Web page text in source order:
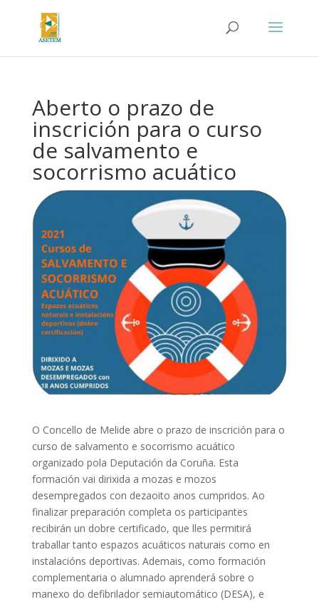
Aberto o prazo de
inscrición para o curso
de salvamento e
socorrismo acuático
O Concello de Melide abre o prazo de inscrición para o
curso de salvamento e socorrismo acuático
organizado pola Deputación da Coruña. Esta
formación vai dirixida a mozas e mozos
desempregados con dezaoito anos cumpridos. Ao
finalizar preparación completa os participantes
recibirán un dobre certificado, que lles permitirá
traballar tanto espazos acuáticos naturais como en
instalacións deportivas. Ademais, como formación
complementaria o alumnado aprenderá sobre o
manexo do defibrilador semiautomático (DESA), e